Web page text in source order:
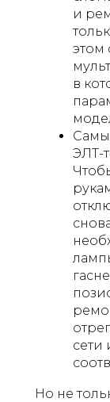
и
этом
в
ЭЛТ-
сети
Но не